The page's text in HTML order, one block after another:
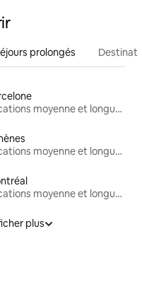
prolongés
Locations moyenne et longue durée
Locations moyenne et longue durée
Locations moyenne et longue durée
plus